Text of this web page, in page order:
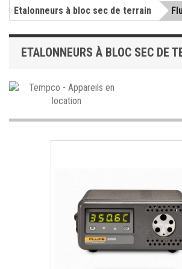
Etalonneurs à bloc sec de terrain
ETALONNEURS À BLOC SEC DE